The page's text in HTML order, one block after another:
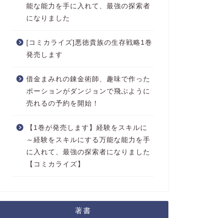
能な能力を手に入れて、最強の探索者
になりました
[コミカライズ]悪徳貴族の生存戦略1巻
発売します
借金まみれの錬金術師、趣味で作った
ポーションがダンジョンで飛ぶように
売れるの予約を開始！
【1巻が発売します】経験をスキルに
～経験をスキルにする万能な能力を手
に入れて、最強の探索者になりました
【コミカライズ】
著書